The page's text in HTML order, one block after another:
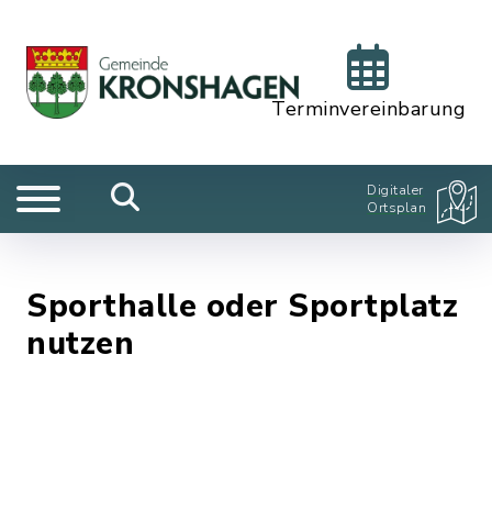
Terminvereinbarung
Digitaler
Ortsplan
Sporthalle oder Sportplatz
nutzen